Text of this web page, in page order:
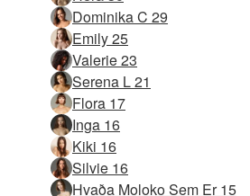
Dominika C 29
Emily 25
Valerie 23
Serena L 21
Flora 17
Inga 16
Kiki 16
Silvie 16
Hvaða Moloko Sem Er 15